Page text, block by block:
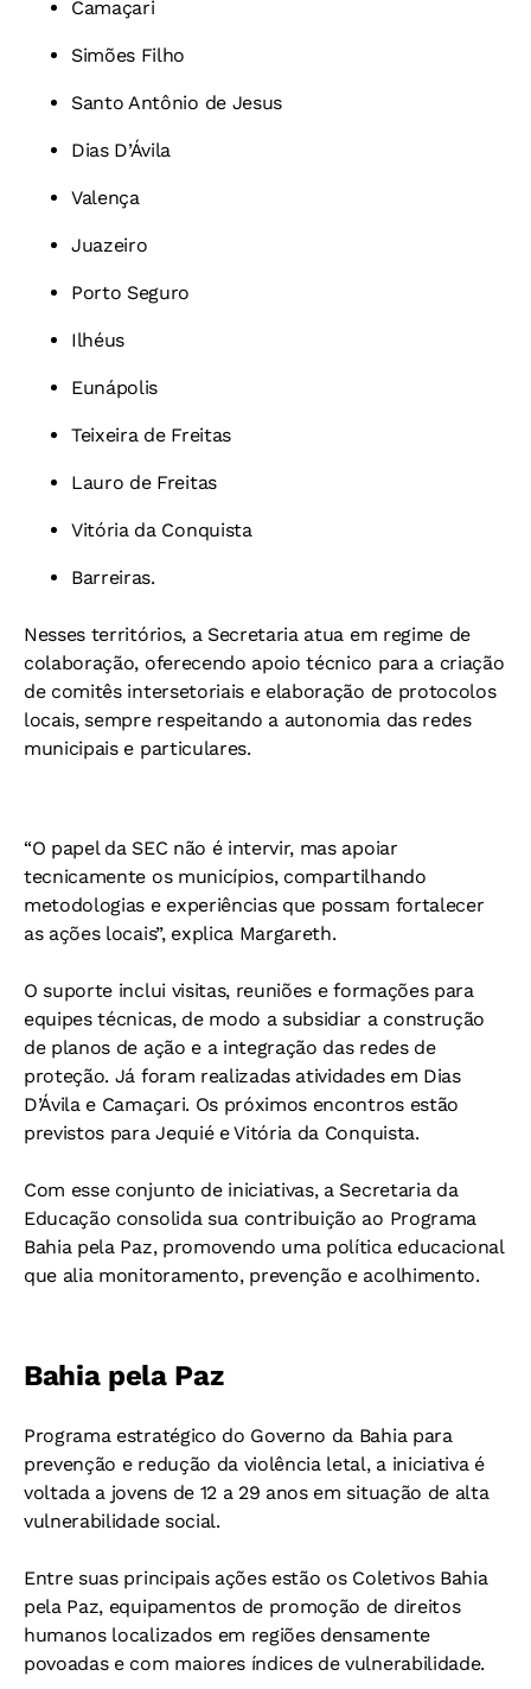
Camaçari
Simões Filho
Santo Antônio de Jesus
Dias D’Ávila
Valença
Juazeiro
Porto Seguro
Ilhéus
Eunápolis
Teixeira de Freitas
Lauro de Freitas
Vitória da Conquista
Barreiras.
Nesses territórios, a Secretaria atua em regime de
colaboração, oferecendo apoio técnico para a criação
de comitês intersetoriais e elaboração de protocolos
locais, sempre respeitando a autonomia das redes
municipais e particulares.
“O papel da SEC não é intervir, mas apoiar
tecnicamente os municípios, compartilhando
metodologias e experiências que possam fortalecer
as ações locais”, explica Margareth.
O suporte inclui visitas, reuniões e formações para
equipes técnicas, de modo a subsidiar a construção
de planos de ação e a integração das redes de
proteção. Já foram realizadas atividades em Dias
D’Ávila e Camaçari. Os próximos encontros estão
previstos para Jequié e Vitória da Conquista.
Com esse conjunto de iniciativas, a Secretaria da
Educação consolida sua contribuição ao Programa
Bahia pela Paz, promovendo uma política educacional
que alia monitoramento, prevenção e acolhimento.
Bahia pela Paz
Programa estratégico do Governo da Bahia para
prevenção e redução da violência letal, a iniciativa é
voltada a jovens de 12 a 29 anos em situação de alta
vulnerabilidade social.
Entre suas principais ações estão os Coletivos Bahia
pela Paz, equipamentos de promoção de direitos
humanos localizados em regiões densamente
povoadas e com maiores índices de vulnerabilidade.